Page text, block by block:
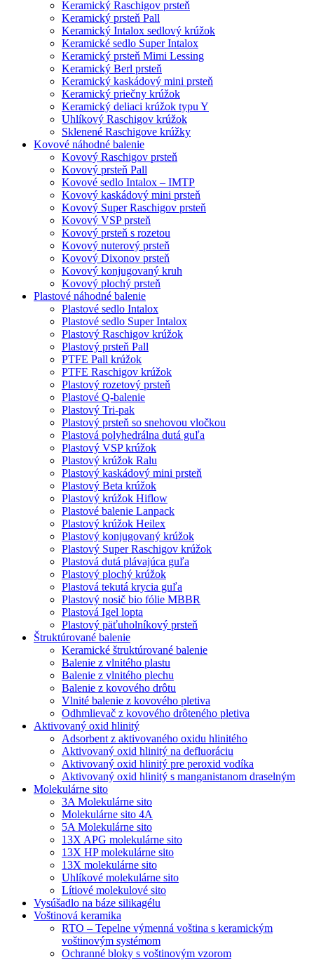
Keramický Raschigov prsteň
Keramický prsteň Pall
Keramický Intalox sedlový krúžok
Keramické sedlo Super Intalox
Keramický prsteň Mimi Lessing
Keramický Berl prsteň
Keramický kaskádový mini prsteň
Keramický priečny krúžok
Keramický deliaci krúžok typu Y
Uhlíkový Raschigov krúžok
Sklenené Raschigove krúžky
Kovové náhodné balenie
Kovový Raschigov prsteň
Kovový prsteň Pall
Kovové sedlo Intalox – IMTP
Kovový kaskádový mini prsteň
Kovový Super Raschigov prsteň
Kovový VSP prsteň
Kovový prsteň s rozetou
Kovový nuterový prsteň
Kovový Dixonov prsteň
Kovový konjugovaný kruh
Kovový plochý prsteň
Plastové náhodné balenie
Plastové sedlo Intalox
Plastové sedlo Super Intalox
Plastový Raschigov krúžok
Plastový prsteň Pall
PTFE Pall krúžok
PTFE Raschigov krúžok
Plastový rozetový prsteň
Plastové Q-balenie
Plastový Tri-pak
Plastový prsteň so snehovou vločkou
Plastová polyhedrálna dutá guľa
Plastový VSP krúžok
Plastový krúžok Ralu
Plastový kaskádový mini prsteň
Plastový Beta krúžok
Plastový krúžok Hiflow
Plastové balenie Lanpack
Plastový krúžok Heilex
Plastový konjugovaný krúžok
Plastový Super Raschigov krúžok
Plastová dutá plávajúca guľa
Plastový plochý krúžok
Plastová tekutá krycia guľa
Plastový nosič bio fólie MBBR
Plastová Igel lopta
Plastový päťuholníkový prsteň
Štruktúrované balenie
Keramické štruktúrované balenie
Balenie z vlnitého plastu
Balenie z vlnitého plechu
Balenie z kovového drôtu
Vlnité balenie z kovového pletiva
Odhmlievač z kovového drôteného pletiva
Aktivovaný oxid hlinitý
Adsorbent z aktivovaného oxidu hlinitého
Aktivovaný oxid hlinitý na defluoráciu
Aktivovaný oxid hlinitý pre peroxid vodíka
Aktivovaný oxid hlinitý s manganistanom draselným
Molekulárne sito
3A Molekulárne sito
Molekulárne sito 4A
5A Molekulárne sito
13X APG molekulárne sito
13X HP molekulárne sito
13X molekulárne sito
Uhlíkové molekulárne sito
Lítiové molekulové sito
Vysúšadlo na báze silikagélu
Voštinová keramika
RTO – Tepelne výmenná voština s keramickým
voštinovým systémom
Ochranné bloky s voštinovým vzorom